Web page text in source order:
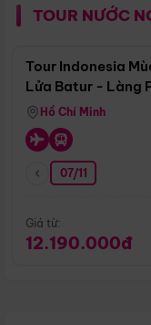
TOUR NƯỚC
Tour Indonesia
Lửa Batur - Làng
Hồ Chí Minh
07/11
Giá từ:
12.190.000đ